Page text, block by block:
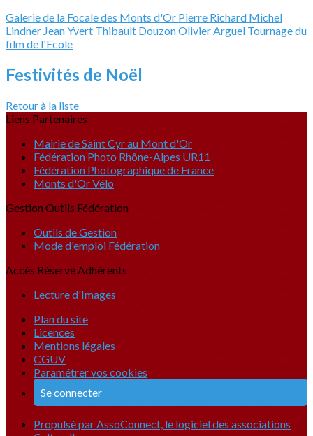
Galerie de la Focale des Monts d'Or Pierre Richard Michel
Lindner Jean Yvert Thibault DouzonOlivier Arguel Tournage du
film de l'Ecole
Festivités de Noël
Retour à la liste
Liens Partenaires
Mairie de Saint Cyr au Mont d'Or
Fédération Photo Rhône-Alpes UR11
Fédération Photographique de France
Monts d'Or Vélo
Gestion Outils Fédération
Outils de Gestion
Mode d'emploi Fédération
Accès Réservé Adhérents
Lecture d'Images
Plan du site
Licences
Mentions légales
CGUV
Paramétrer vos cookies
Se connecter
Propulsé par AssoConnect, le logiciel des associations